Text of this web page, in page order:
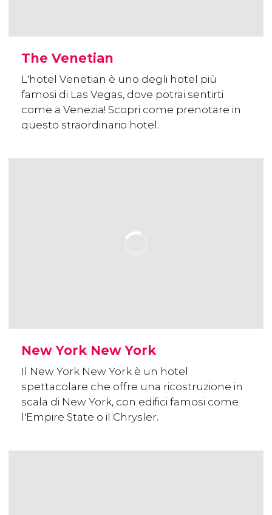
The Venetian
L'hotel Venetian è uno degli hotel più
famosi di Las Vegas, dove potrai sentirti
come a Venezia! Scopri come prenotare in
questo straordinario hotel.
New York New York
Il New York New York è un hotel
spettacolare che offre una ricostruzione in
scala di New York, con edifici famosi come
l'Empire State o il Chrysler.